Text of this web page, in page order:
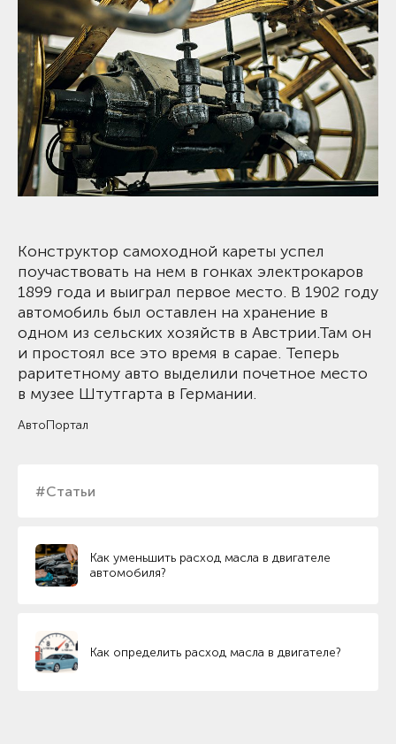
#Статьи
Как уменьшить расход масла в двигателе
автомобиля?
Как определить расход масла в двигателе?
Конструктор самоходной кареты успел
поучаствовать на нем в гонках электрокаров
1899 года и выиграл первое место. В 1902 году
автомобиль был оставлен на хранение в
одном из сельских хозяйств в Австрии.Там он
и простоял все это время в сарае. Теперь
раритетному авто выделили почетное место
в музее Штутгарта в Германии.
АвтоПортал